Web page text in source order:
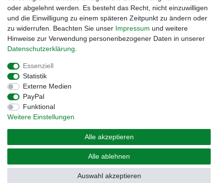
Impressum
Widerrufs­recht
oder abgelehnt werden. Es besteht das Recht, nicht einzuwilligen
und die Einwilligung zu einem späteren Zeitpunkt zu ändern oder
zu widerrufen. Beachten Sie unser Impressum und weitere
Hinweise zur Verwendung personenbezogener Daten in unserer
Daten­schutz­erklärung
Essenziell
Statistik
Externe Medien
PayPal
Funktional
Weitere Einstellungen
Alle akzeptieren
Alle ablehnen
Auswahl akzeptieren